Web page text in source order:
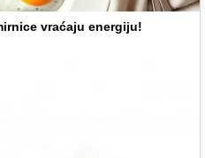
vraćaju energiju!